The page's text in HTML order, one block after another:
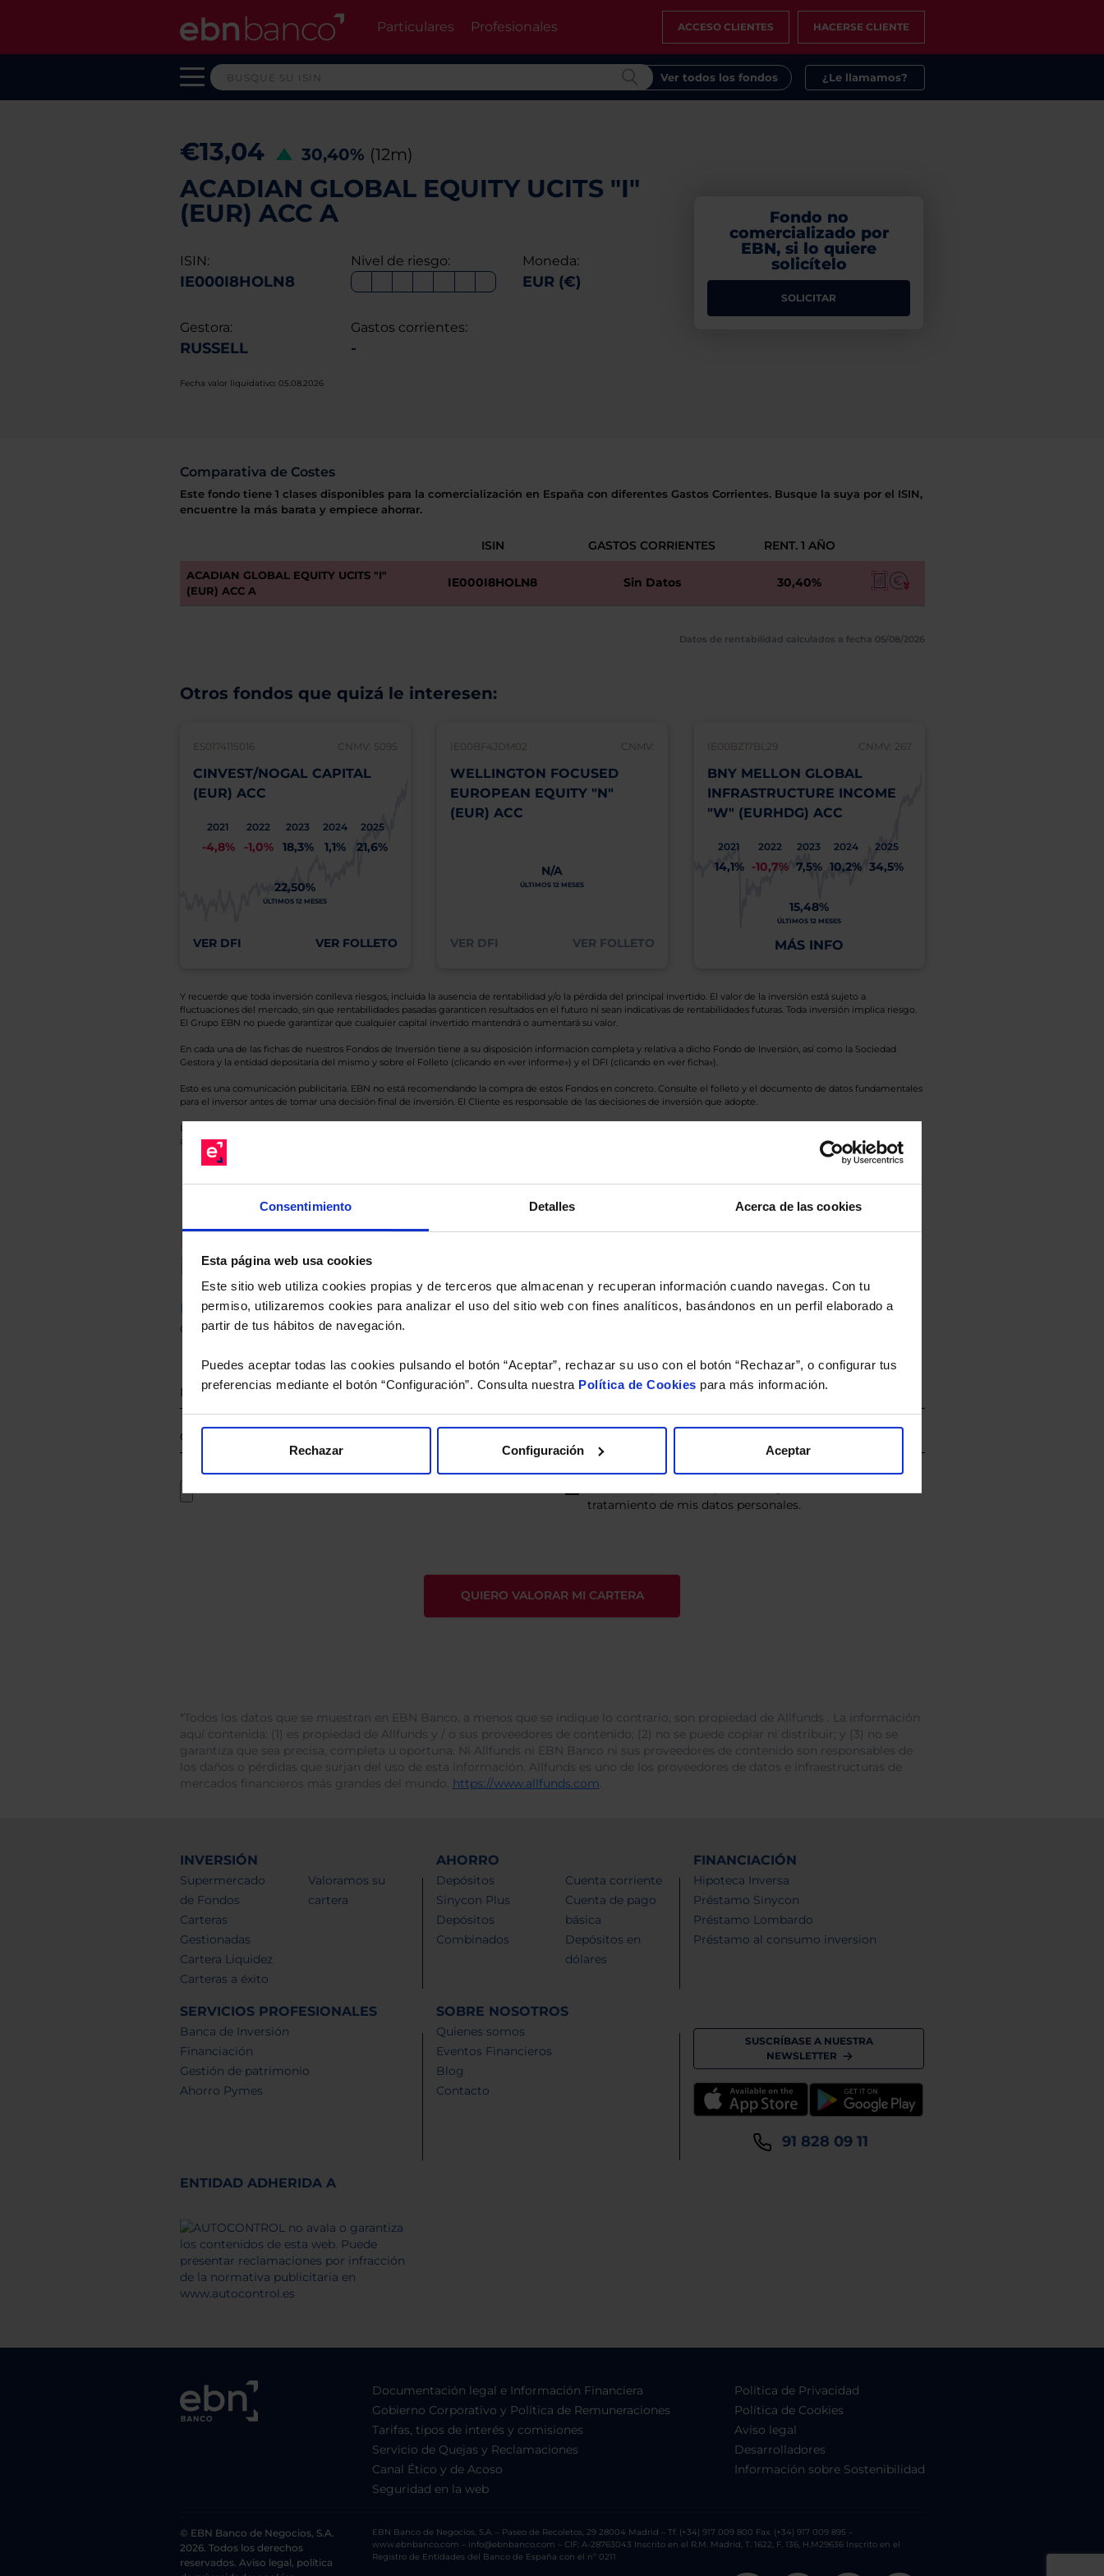
Consentimiento Detalles Acerca de las cookies
Esta página web usa cookies
Este sitio web utiliza cookies propias y de terceros que almacenan y recuperan información cuando navegas. Con tu
permiso, utilizaremos cookies para analizar el uso del sitio web con fines analíticos, basándonos en un perfil elaborado a
partir de tus hábitos de navegación.
Puedes aceptar todas las cookies pulsando el botón “Aceptar”, rechazar su uso con el botón “Rechazar”, o configurar tus
preferencias mediante el botón “Configuración”. Consulta nuestra Política de Cookies para más información.
Rechazar Configuración Aceptar
Particulares Profesionales ACCESO CLIENTES HACERSE CLIENTE
Ver todos los fondos ¿Le llamamos?
€13,04 30,40% (12m)
ACADIAN GLOBAL EQUITY UCITS "I"
(EUR) ACC A
ISIN:
IE000I8HOLN8
Nivel de riesgo: Moneda:
EUR (€)
Gestora:
RUSSELL
Gastos corrientes:
-
Fecha valor liquidativo: 05.08.2026
Fondo no
comercializado por
EBN, si lo quiere
solicítelo
SOLICITAR
Comparativa de Costes
Este fondo tiene 1 clases disponibles para la comercialización en España con diferentes Gastos Corrientes. Busque la suya por el ISIN,
encuentre la más barata y empiece ahorrar.
ISIN GASTOS CORRIENTES RENT. 1 AÑO
ACADIAN GLOBAL EQUITY UCITS "I"
(EUR) ACC A
IE000I8HOLN8 Sin Datos 30,40%
Datos de rentabilidad calculados a fecha 05/08/2026
Otros fondos que quizá le interesen:
ES0174115016 CNMV: 5095
CINVEST/NOGAL CAPITAL
(EUR) ACC
2021
-4,8%
2022
-1,0%
2023
18,3%
2024
1,1%
2025
21,6%
22,50%
ÚLTIMOS 12 MESES
VER DFI VER FOLLETO
IE00BF4JDM02 CNMV:
WELLINGTON FOCUSED
EUROPEAN EQUITY "N"
(EUR) ACC
N/A
ÚLTIMOS 12 MESES
VER DFI VER FOLLETO
IE00BZ17BL29 CNMV: 267
BNY MELLON GLOBAL
INFRASTRUCTURE INCOME
"W" (EURHDG) ACC
2021
14,1%
2022
-10,7%
2023
7,5%
2024
10,2%
2025
34,5%
15,48%
ÚLTIMOS 12 MESES
MÁS INFO
Y recuerde que toda inversión conlleva riesgos, incluida la ausencia de rentabilidad y/o la pérdida del principal invertido. El valor de la inversión está sujeto a
fluctuaciones del mercado, sin que rentabilidades pasadas garanticen resultados en el futuro ni sean indicativas de rentabilidades futuras. Toda inversión implica riesgo.
El Grupo EBN no puede garantizar que cualquier capital invertido mantendrá o aumentará su valor.
En cada una de las fichas de nuestros Fondos de Inversión tiene a su disposición información completa y relativa a dicho Fondo de Inversión, así como la Sociedad
Gestora y la entidad depositaria del mismo y sobre el Folleto (clicando en «ver informe») y el DFI (clicando en «ver ficha»).
Esto es una comunicación publicitaria. EBN no está recomendando la compra de estos Fondos en concreto. Consulte el folleto y el documento de datos fundamentales
para el inversor antes de tomar una decisión final de inversión. El Cliente es responsable de las decisiones de inversión que adopte.
Los datos de rentabilidad mostrados hacen referencia a los Valores Liquidativos del Fondo al cierre de la última sesión, y se calculan de Valor Liquidativo de la sesión
anterior a Valor Liquidativo actual con reinversión de dividendos si el fondo es de reparto. Todas las rentabilidades mostradas están en la divisa Euro.
Recomendado.
Le hacemos un estudio gratuito de su cartera.
Descárguese el archivoe indíquenos los ISINs de sus Fondos y nuestros expertos le enviarán un estudio gratuito
de sus alternativas de Clases Limpias con las que podrá ahorrar en sus costes.
tratamiento de mis datos personales.
*Todos los datos que se muestran en EBN Banco, a menos que se indique lo contrario, son propiedad de Allfunds . La información
aquí contenida: (1) es propiedad de Allfunds y / o sus proveedores de contenido; (2) no se puede copiar ni distribuir; y (3) no se
garantiza que sea precisa, completa u oportuna. Ni Allfunds ni EBN Banco ni sus proveedores de contenido son responsables de
los daños o pérdidas que surjan del uso de esta información. Allfunds es uno de los proveedores de datos e infraestructuras de
mercados financieros más grandes del mundo. https://www.allfunds.com.
INVERSIÓN
Supermercado
de Fondos
Carteras
Gestionadas
Cartera Liquidez
Carteras a éxito
Valoramos su
cartera
AHORRO
Depósitos
Sinycon Plus
Depósitos
Combinados
Cuenta corriente
Cuenta de pago
básica
Depósitos en
dólares
FINANCIACIÓN
Hipoteca Inversa
Préstamo Sinycon
Préstamo Lombardo
Préstamo al consumo inversion
SERVICIOS PROFESIONALES
Banca de Inversión
Financiación
Gestión de patrimonio
Ahorro Pymes
SOBRE NOSOTROS
Quienes somos
Eventos Financieros
Blog
Contacto
SUSCRÍBASE A NUESTRA
NEWSLETTER
91 828 09 11
ENTIDAD ADHERIDA A
Documentación legal e Información Financiera
Gobierno Corporativo y Política de Remuneraciones
Tarifas, tipos de interés y comisiones
Servicio de Quejas y Reclamaciones
Canal Ético y de Acoso
Seguridad en la web
Política de Privacidad
Política de Cookies
Aviso legal
Desarrolladores
Información sobre Sostenibilidad
© EBN Banco de Negocios, S.A.
2026. Todos los derechos
reservados. Aviso legal, política
EBN Banco de Negocios, S.A. – Paseo de Recoletos, 29 28004 Madrid – Tf. (+34) 917 009 800 Fax. (+34) 917 009 895 –
www.ebnbanco.com – info@ebnbanco.com – CIF: A-28763043 Inscrito en el R.M. Madrid, T. 1622, F. 136, H.M29636 Inscrito en el
Registro de Entidades del Banco de España con el nº 0211